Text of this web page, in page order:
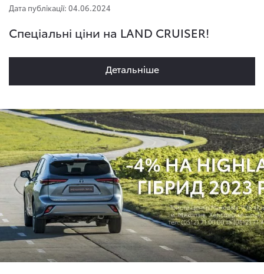
Дата публікації: 04.06.2024
Спеціальні ціни на LAND CRUISER!
Детальнiше